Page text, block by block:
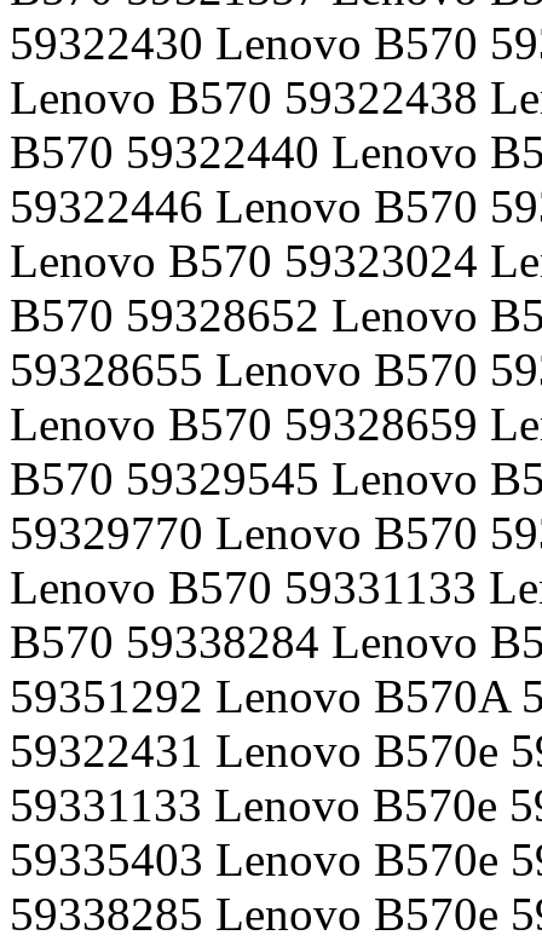
59322430 Lenovo B570
Lenovo B570 59322438
B570 59322440 Lenovo
59322446 Lenovo B570
Lenovo B570 59323024
B570 59328652 Lenovo
59328655 Lenovo B570
Lenovo B570 59328659
B570 59329545 Lenovo
59329770 Lenovo B570
Lenovo B570 59331133
B570 59338284 Lenovo
59351292 Lenovo B570A
59322431 Lenovo B570e
59331133 Lenovo B570e
59335403 Lenovo B570e
59338285 Lenovo B570e